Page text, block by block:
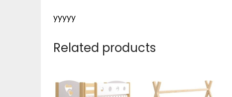
yyyyy
Related products